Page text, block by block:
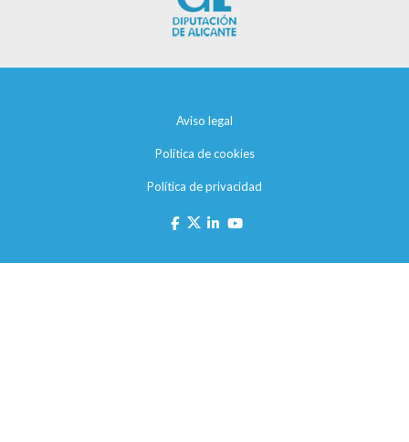
Aviso legal
Política de cookies
Política de privacidad